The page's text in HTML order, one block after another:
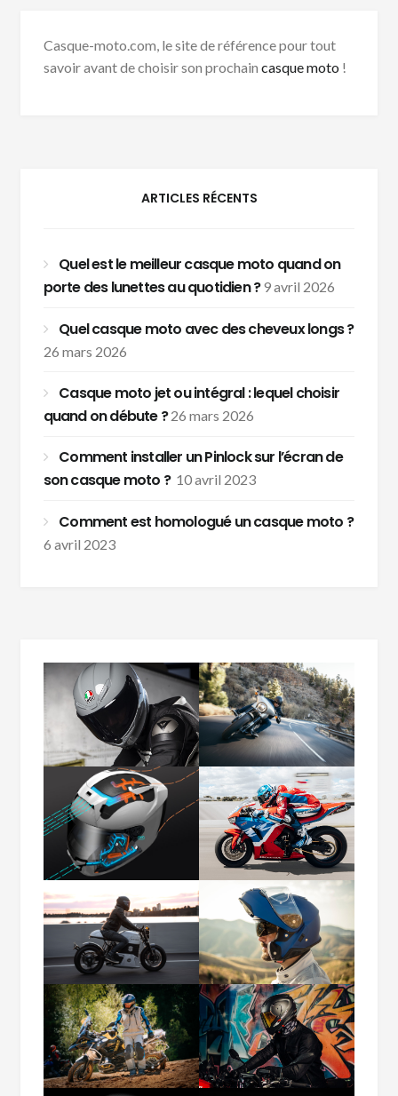
Casque-moto.com, le site de référence pour tout
savoir avant de choisir son prochain casque moto !
ARTICLES RÉCENTS
Quel est le meilleur casque moto quand on
porte des lunettes au quotidien ? 9 avril 2026
Quel casque moto avec des cheveux longs ?
26 mars 2026
Casque moto jet ou intégral : lequel choisir
quand on débute ? 26 mars 2026
Comment installer un Pinlock sur l’écran de
son casque moto ? 10 avril 2023
Comment est homologué un casque moto ?
6 avril 2023